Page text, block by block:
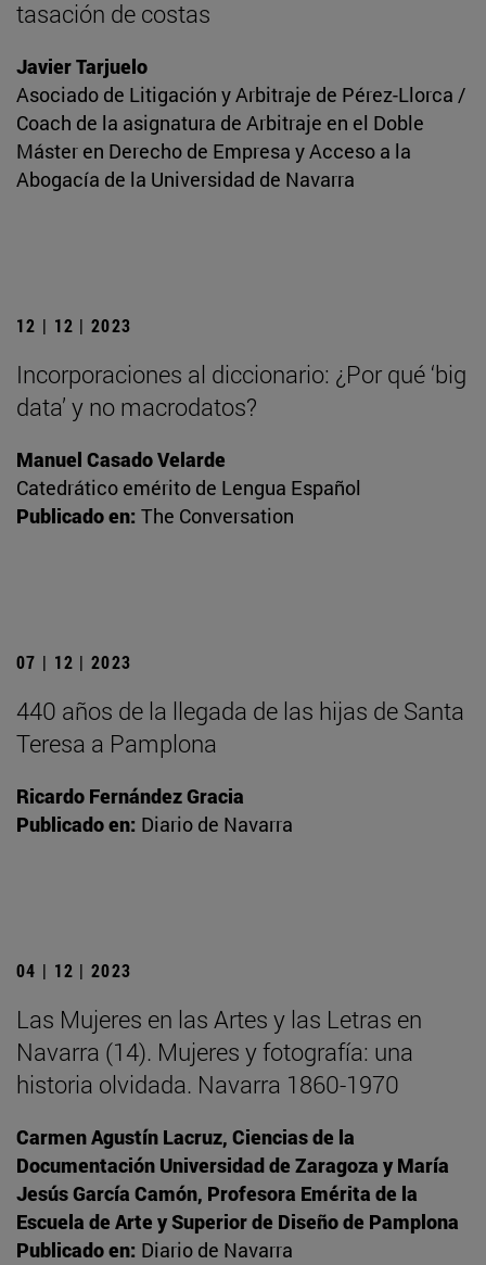
tasación de costas
Javier Tarjuelo
Asociado de Litigación y Arbitraje de Pérez-Llorca /
Coach de la asignatura de Arbitraje en el Doble
Máster en Derecho de Empresa y Acceso a la
Abogacía de la Universidad de Navarra
12 | 12 | 2023
Incorporaciones al diccionario: ¿Por qué ‘big
data’ y no macrodatos?
Manuel Casado Velarde
Catedrático emérito de Lengua Español
Publicado en: The Conversation
07 | 12 | 2023
440 años de la llegada de las hijas de Santa
Teresa a Pamplona
Ricardo Fernández Gracia
Publicado en: Diario de Navarra
04 | 12 | 2023
Las Mujeres en las Artes y las Letras en
Navarra (14). Mujeres y fotografía: una
historia olvidada. Navarra 1860-1970
Carmen Agustín Lacruz, Ciencias de la
Documentación Universidad de Zaragoza y María
Jesús García Camón, Profesora Emérita de la
Escuela de Arte y Superior de Diseño de Pamplona
Publicado en: Diario de Navarra